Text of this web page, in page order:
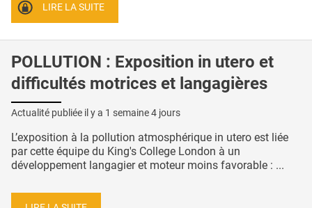
LIRE LA SUITE
POLLUTION : Exposition in utero et
difficultés motrices et langagières
Actualité publiée il y a 1 semaine 4 jours
L’exposition à la pollution atmosphérique in utero est liée
par cette équipe du King's College London à un
développement langagier et moteur moins favorable : ...